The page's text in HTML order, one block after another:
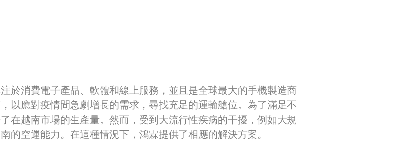
於消費電子產品、軟體和線上服務，並且是全球最大的手機製造商
以應對疫情間急劇增長的需求，尋找充足的運輸艙位。為了滿足不
在越南市場的生產量。然而，受到大流行性疾病的干擾，例如大規
的空運能力。在這種情況下，鴻霖提供了相應的解決方案。